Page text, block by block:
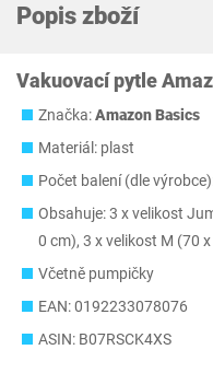
Popis zboží
Vakuovací pytle
Značka:Amazon Basics
Materiál: plast
Počet balení (dle
Obsahuje: 3 x velikost
0 cm), 3 x velikost M (70
Včetně pumpičky
EAN: 0192233078076
ASIN: B07RSCK4XS